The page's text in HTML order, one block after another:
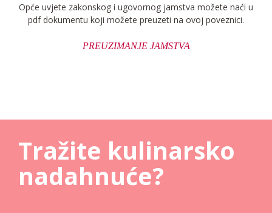
Opće uvjete zakonskog i ugovornog jamstva možete naći u
pdf dokumentu koji možete preuzeti na ovoj poveznici.
PREUZIMANJE JAMSTVA
Tražite kulinarsko
nadahnuće?